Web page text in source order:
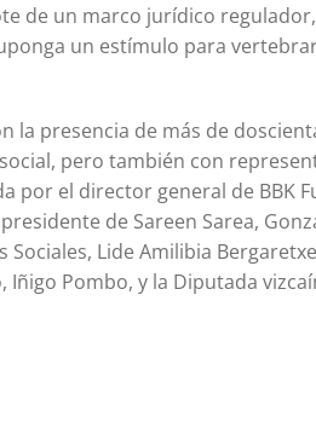
de un marco jurídico
un estímulo para
la presencia de más de
pero también con
por el director general de BBK
de Sareen Sarea,
Lide Amilibia
Pombo, y la Diputada